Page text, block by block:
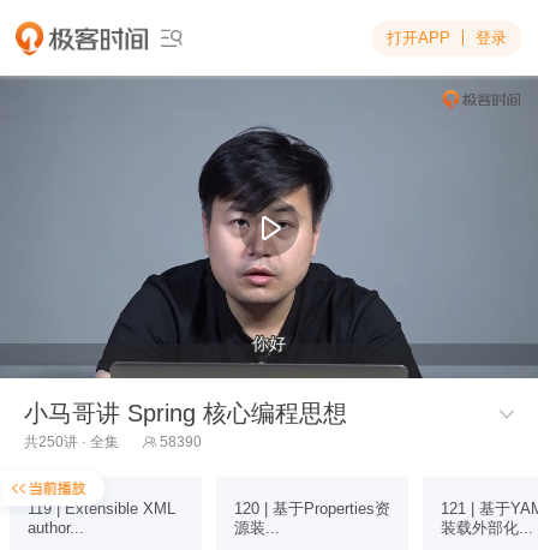
 打开APP 登录
你好
你好
小马哥讲 Spring 核心编程思想 
共250讲 · 全集  58390
119 | Extensible XML
author...
120 | 基于Properties资
源装...
121 | 基于
装载外部化...